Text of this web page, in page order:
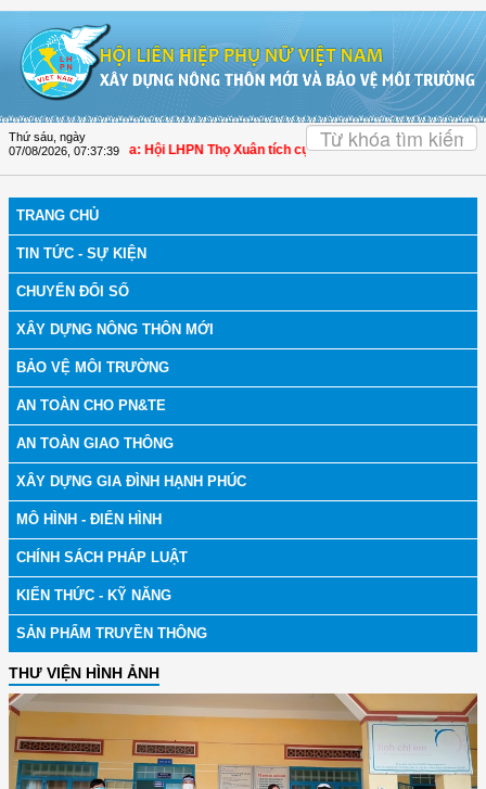
Thứ sáu, ngày
07/08/2026 07:37:40
bệnh | Thanh Hóa: Hội LHPN Thọ Xuân tích cực góp phần nâng cao tỷ lệ
TRANG CHỦ
TIN TỨC - SỰ KIỆN
CHUYỂN ĐỔI SỐ
XÂY DỰNG NÔNG THÔN MỚI
BẢO VỆ MÔI TRƯỜNG
AN TOÀN CHO PN&TE
AN TOÀN GIAO THÔNG
XÂY DỰNG GIA ĐÌNH HẠNH PHÚC
MÔ HÌNH - ĐIỂN HÌNH
CHÍNH SÁCH PHÁP LUẬT
KIẾN THỨC - KỸ NĂNG
SẢN PHẨM TRUYỀN THÔNG
THƯ VIỆN HÌNH ẢNH
OK